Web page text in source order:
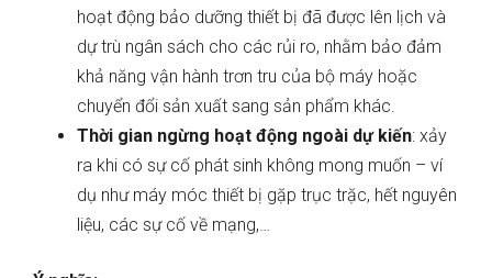
hoạt động bảo dưỡng thiết bị đã được lên lịch và
dự trù ngân sách cho các rủi ro, nhằm bảo đảm
khả năng vận hành trơn tru của bộ máy hoặc
chuyển đổi sản xuất sang sản phẩm khác.
Thời gian ngừng hoạt động ngoài dự kiến: xảy
ra khi có sự cố phát sinh không mong muốn – ví
dụ như máy móc thiết bị gặp trục trặc, hết nguyên
liệu, các sự cố về mạng,…